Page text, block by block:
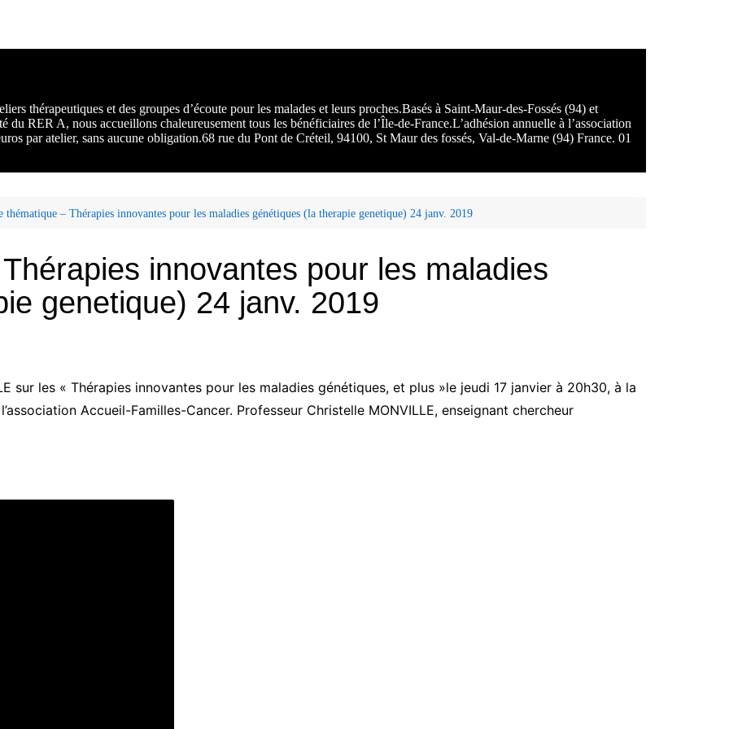
thérapeutiques et des groupes d’écoute pour les malades et leurs proches.Basés à Saint-Maur-des-Fossés (94) et
du RER A, nous accueillons chaleureusement tous les bénéficiaires de l’Île-de-France.L’adhésion annuelle à l’association
par atelier, sans aucune obligation.68 rue du Pont de Créteil, 94100, St Maur des fossés, Val-de-Marne (94) France. 01
thématique – Thérapies innovantes pour les maladies génétiques (la therapie genetique) 24 janv. 2019
innovantes pour les maladies
genetique) 24 janv. 2019
sur les « Thérapies innovantes pour les maladies génétiques, et plus »le jeudi 17 janvier à 20h30, à la
Accueil-Familles-Cancer. Professeur Christelle MONVILLE, enseignant chercheur